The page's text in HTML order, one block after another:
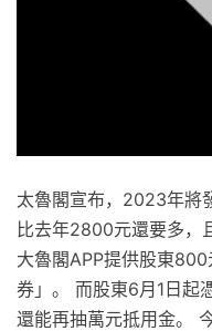
太魯閣宣布，2023年將
比去年2800元還要多，
大魯閣APP提供股東
券」。 而股東6月1日起
還能再抽萬元抵用金。